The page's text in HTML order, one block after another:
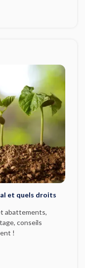
et quels droits
abattements,
conseils
!